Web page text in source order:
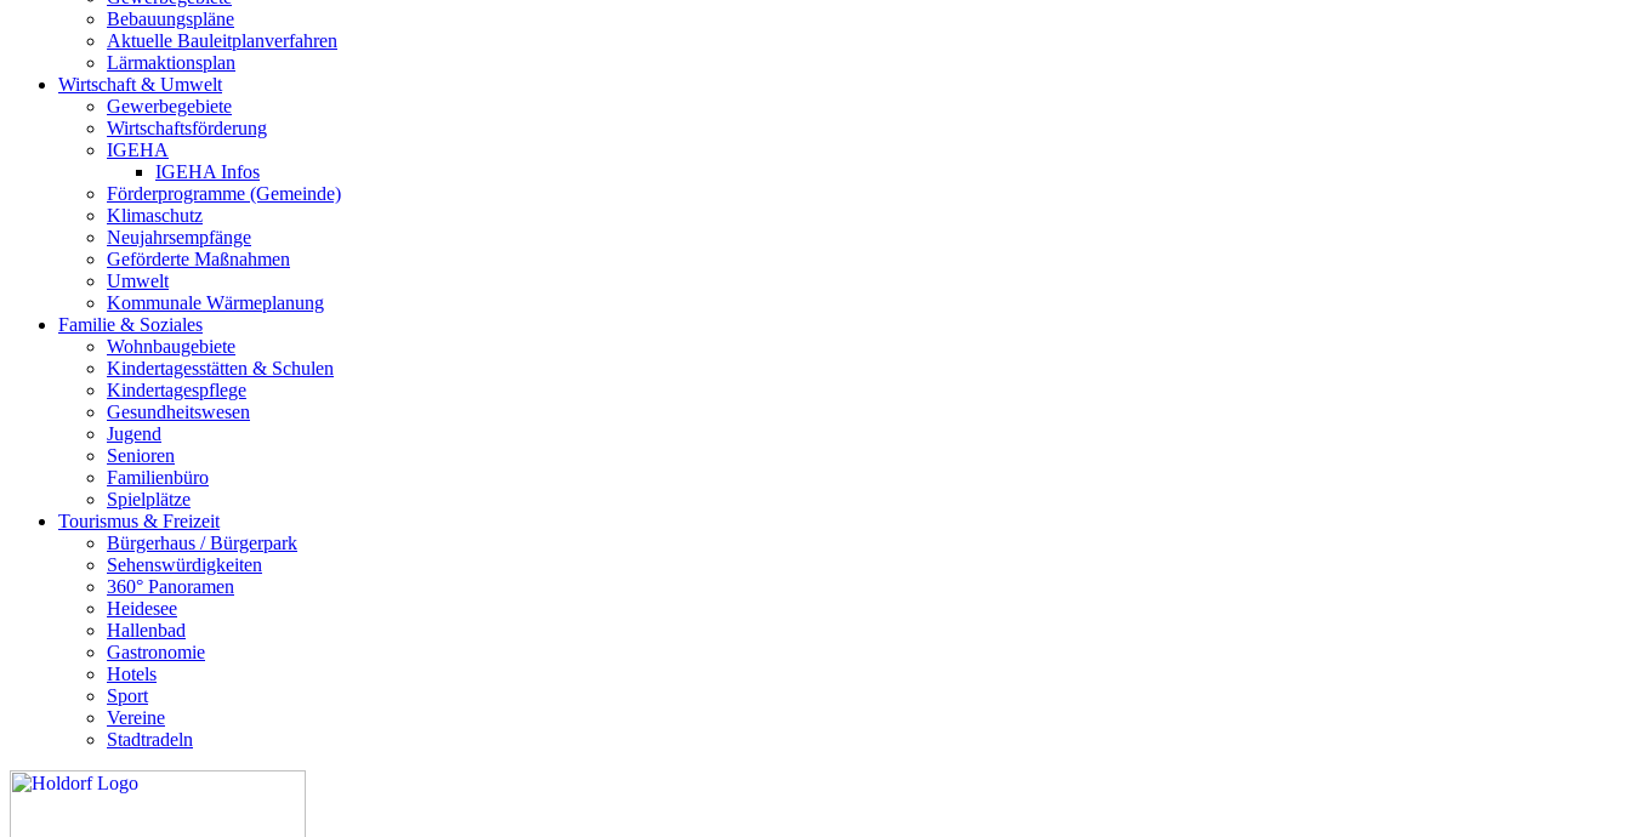
Bebauungspläne
Aktuelle Bauleitplanverfahren
Lärmaktionsplan
Wirtschaft & Umwelt
Gewerbegebiete
Wirtschaftsförderung
IGEHA
IGEHA Infos
Förderprogramme (Gemeinde)
Klimaschutz
Neujahrsempfänge
Geförderte Maßnahmen
Umwelt
Kommunale Wärmeplanung
Familie & Soziales
Wohnbaugebiete
Kindertagesstätten & Schulen
Kindertagespflege
Gesundheitswesen
Jugend
Senioren
Familienbüro
Spielplätze
Tourismus & Freizeit
Bürgerhaus / Bürgerpark
Sehenswürdigkeiten
360° Panoramen
Heidesee
Hallenbad
Gastronomie
Hotels
Sport
Vereine
Stadtradeln